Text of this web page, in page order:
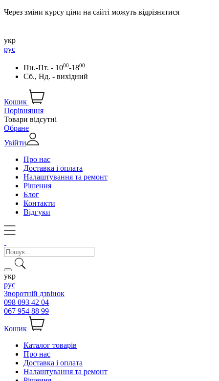
Через зміни курсу ціни на сайті можуть відрізнятися
укр
рус
Пн.-Пт. - 1000-1800
Сб., Нд. - вихідний
Кошик
Порівняння
Товари відсутні
Обране
Увійти
Про нас
Доставка і оплата
Налаштування та ремонт
Рішення
Блог
Контакти
Відгуки
укр
рус
Зворотній дзвінок
098 093 42 04
067 954 88 99
Кошик
Каталог товарів
Про нас
Доставка і оплата
Налаштування та ремонт